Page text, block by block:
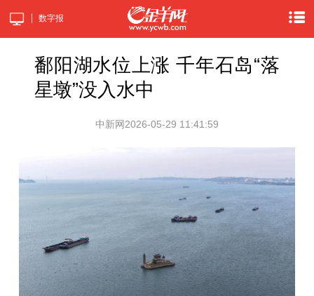
数字报
鄱阳湖水位上涨 千年石岛“落
星墩”没入水中
中新网2026-05-29 11:41:59